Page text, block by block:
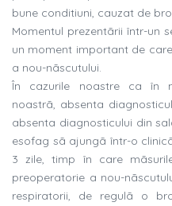
bune conditiuni, cauzat de
Momentul prezentãrii într-un
un moment important de
a nou-nãscutului.
În cazurile noastre ca în
noastrã, absenta
absenta diagnosticului din
esofag sã ajungã într-o
3 zile, timp în care
preoperatorie a nou-
respiratorii, de regulã o